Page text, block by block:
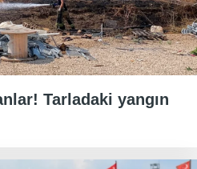
Tarladaki yangın